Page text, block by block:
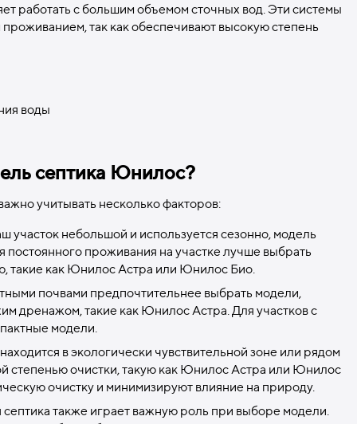
работать с большим объемом сточных вод. Эти системы
так как обеспечивают высокую степень
воды
септика Юнилос?
учитывать несколько факторов:
участок небольшой и используется сезонно, модель
проживания на участке лучше выбрать
такие как Юнилос Астра или Юнилос Био.
почвами предпочтительнее выбрать модели,
дренажом, такие как Юнилос Астра. Для участков с
модели.
в экологически чувствительной зоне или рядом
степенью очистки, такую как Юнилос Астра или Юнилос
очистку и минимизируют влияние на природу.
также играет важную роль при выборе модели.